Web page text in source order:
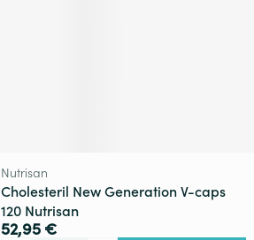
Nutrisan
Cholesteril New Generation V-caps
120 Nutrisan
52,95 €